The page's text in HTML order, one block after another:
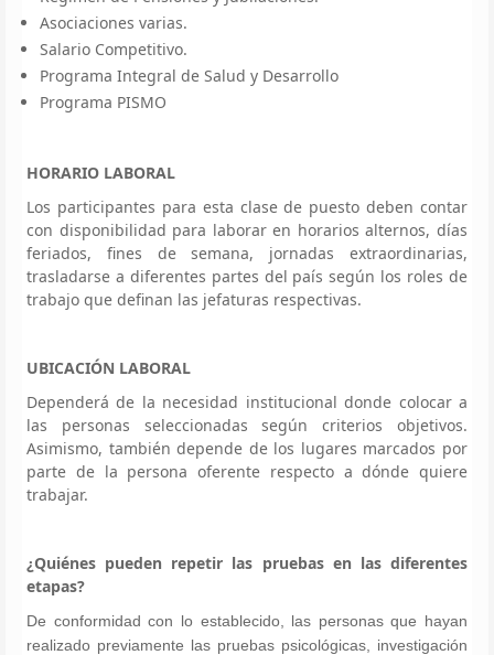
Asociaciones varias.
Salario Competitivo.
Programa Integral de Salud y Desarrollo
Programa PISMO
HORARIO LABORAL
Los participantes para esta clase de puesto deben contar
con disponibilidad para laborar en horarios alternos, días
feriados, fines de semana, jornadas extraordinarias,
trasladarse a diferentes partes del país según los roles de
trabajo que definan las jefaturas respectivas.
UBICACIÓN LABORAL
Dependerá de la necesidad institucional donde colocar a
las personas seleccionadas según criterios objetivos.
Asimismo, también depende de los lugares marcados por
parte de la persona oferente respecto a dónde quiere
trabajar.
¿Quiénes pueden repetir las pruebas en las diferentes
etapas?
De conformidad con lo establecido, las personas que hayan
realizado previamente las pruebas psicológicas, investigación